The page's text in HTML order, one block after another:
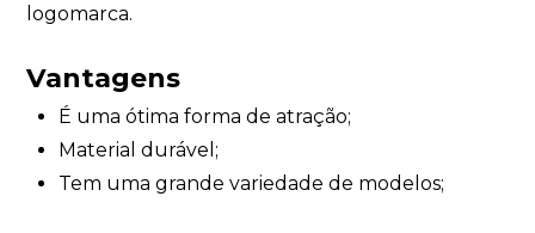
logomarca.
Vantagens
É uma ótima forma de atração;
Material durável;
Tem uma grande variedade de modelos;